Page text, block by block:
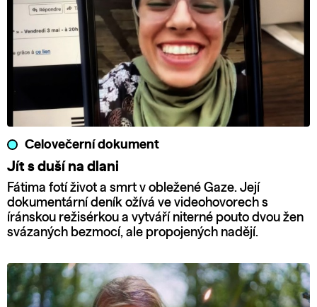
Celovečerní dokument
Jít s duší na dlani
Fátima fotí život a smrt v obležené Gaze. Její
dokumentární deník ožívá ve videohovorech s
íránskou režisérkou a vytváří niterné pouto dvou žen
svázaných bezmocí, ale propojených nadějí.